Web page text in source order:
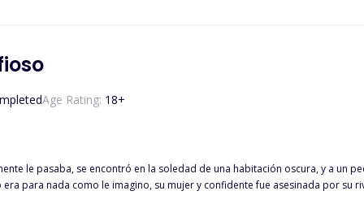
demasiado buena para los novatos. Comenzó a desear su cuerpo, y
Age Rating: 18+
pasaba, se encontró en la soledad de una habitación oscura, y a un pequeño bebe
para nada como le imagino, su mujer y confidente fue asesinada por su